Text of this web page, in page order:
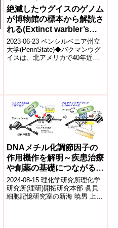
絶滅したウグイスのゲノム
が博物館の標本から解読さ
れる(Extinct warbler’s
genome sequenced from
museum specimens)
2023-06-23 ペンシルベニア州立
大学(PennState)◆バクマンウグ
イスは、北アメリカで40年近く
DNAメチル化調節因子の
作用機作を解明～疾患治療
や創薬の基礎につながると
期待～
2024-08-15 理化学研究所理化学
研究所(理研)開拓研究本部 眞貝
細胞記憶研究室の新海 暁男 上級